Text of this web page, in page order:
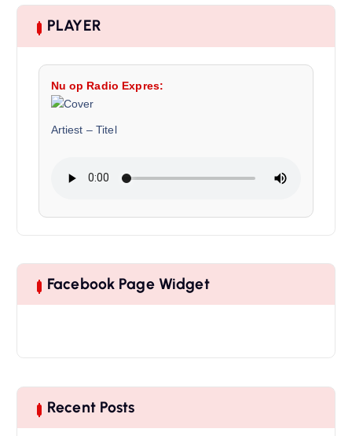
PLAYER
Nu op Radio Expres:
Artiest – Titel
Facebook Page Widget
Recent Posts